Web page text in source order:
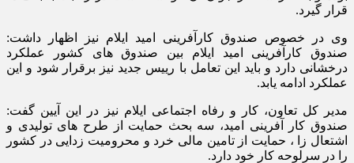
قرار گیرد.
وی در خصوص صندوق کارآفرینی امید ایلام نیز اظهار داشت:
صندوق کارآفرینی امید ایلام بین صندوق های کشور عملکرد
درخشانی دارد و باید این تعامل با رییس جدید نیز برقرار شود و این
عملکرد ادامه یابد.
مدیر کل تعاون، کار و رفاه اجتماعی ایلام نیز در این آیین گفت:
صندوق کار آفرینی امید، سه بحث حمایت از طرح های تولیدی و
اشتعال زا ، حمایت از تامین مالی خرد و محرومیت زدایی در کشور
را در سرلوحه کار خود دارد.